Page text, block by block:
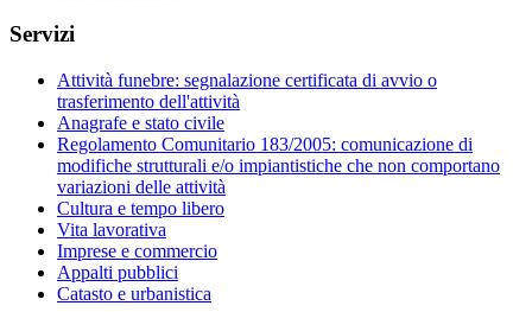
Servizi
Attività funebre: segnalazione certificata di avvio o
trasferimento dell'attività
Anagrafe e stato civile
Regolamento Comunitario 183/2005: comunicazione di
modifiche strutturali e/o impiantistiche che non comportano
variazioni delle attività
Cultura e tempo libero
Vita lavorativa
Imprese e commercio
Appalti pubblici
Catasto e urbanistica